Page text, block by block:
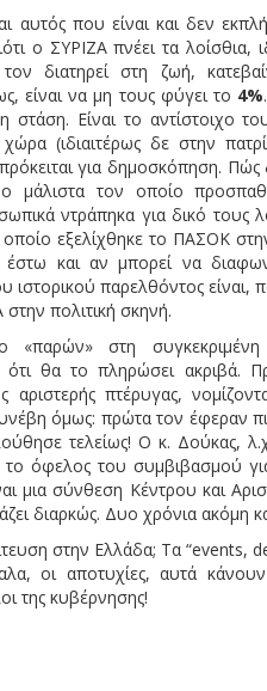
αυτός που είναι και δεν
ο ΣΥΡΙΖΑ πνέει τα
διατηρεί στη ζωή,
είναι να μη τους φύγει το 4%
στάση. Είναι το αντίστοιχο
(ιδιαιτέρως δε στην
για δημοσκόπηση.
μάλιστα τον οποίο
ντράπηκα για δικό τους
εξελίχθηκε το ΠΑΣΟΚ
και αν μπορεί να
παρελθόντος είναι,
πολιτική σκηνή.
στη
θα το πληρώσει ακριβά.
αριστερής πτέρυγας,
όμως: πρώτα τον έφεραν
τελείως! Ο κ. Δούκας,
όφελος του συμβιβασμού
μια σύνθεση Κέντρου και
διαρκώς. Δυο χρόνια ακόμη
στην Ελλάδα; Τα “events,
οι αποτυχίες, αυτά κάνουν
της κυβέρνησης!